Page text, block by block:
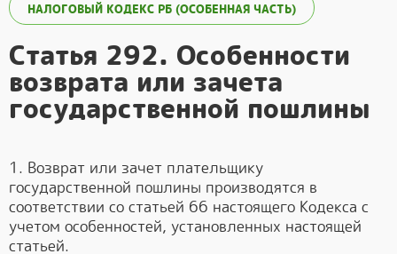
НАЛОГОВЫЙ КОДЕКС РБ (ОСОБЕННАЯ ЧАСТЬ)
Статья 292. Особенности
возврата или зачета
государственной пошлины
1. Возврат или зачет плательщику
государственной пошлины производятся в
соответствии со статьей 66 настоящего Кодекса с
учетом особенностей, установленных настоящей
статьей.